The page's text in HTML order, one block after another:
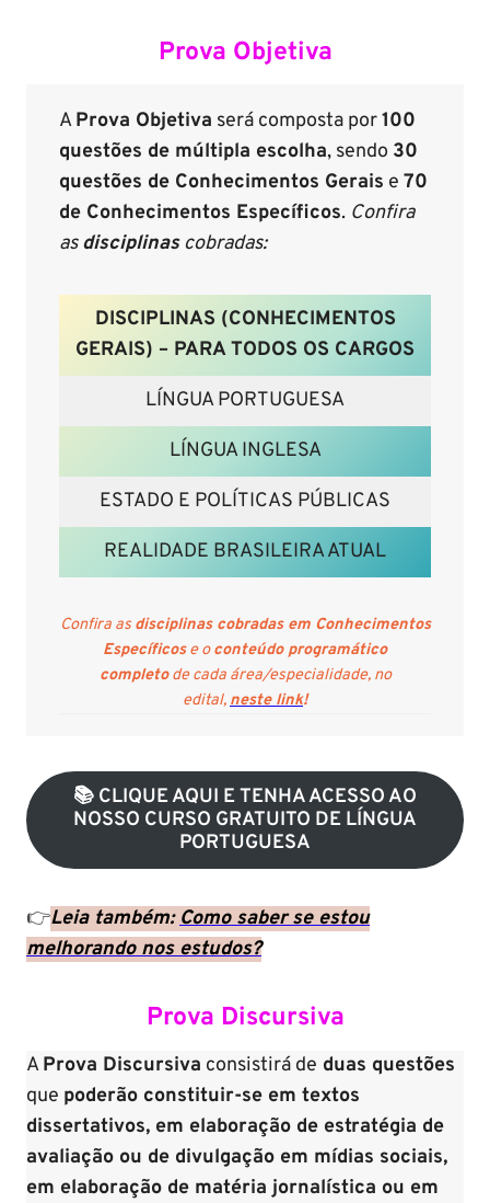
Prova Objetiva
AProva Objetiva será composta por100
questões de múltipla escolha, sendo 30
questões de Conhecimentos Gerais e 70
de Conhecimentos Específicos. Confira
asdisciplinascobradas:
DISCIPLINAS (CONHECIMENTOS
GERAIS) – PARA TODOS OS CARGOS
LÍNGUA PORTUGUESA
LÍNGUA INGLESA
ESTADO E POLÍTICAS PÚBLICAS
REALIDADE BRASILEIRA ATUAL
Confira as disciplinas cobradas em Conhecimentos
Específicose oconteúdo programático
completode cada área/especialidade, no
edital,neste link!
📚 CLIQUE AQUI E TENHA ACESSO AO
NOSSO CURSO GRATUITO DE LÍNGUA
PORTUGUESA
👉Leia também:Como saber se estou
melhorando nos estudos?
Prova Discursiva
AProva Discursiva consistirá de duas questões
que poderão constituir-se em textos
dissertativos, em elaboração de estratégia de
avaliação ou de divulgação em mídias sociais,
em elaboração de matéria jornalística ou em